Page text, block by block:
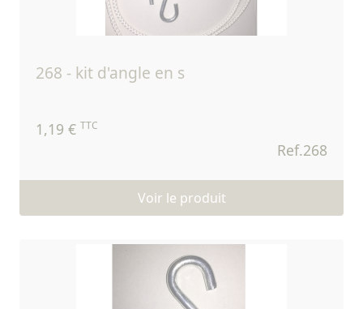
268 - kit d'angle en s
1,19 € TTC
Ref.268
Voir le produit